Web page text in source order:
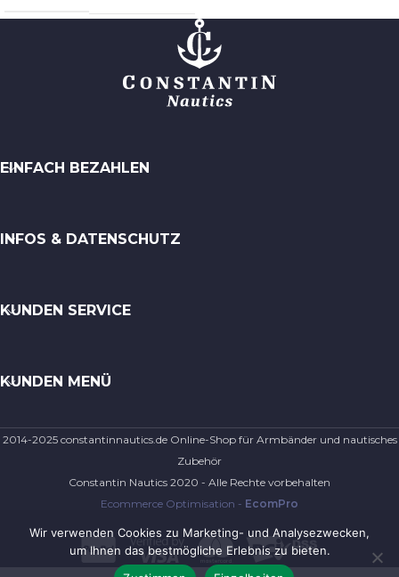
EINFACH BEZAHLEN
INFOS & DATENSCHUTZ
KUNDEN SERVICE
KUNDEN MENÜ
2014-2025 constantinnautics.de Online-Shop für Armbänder und nautisches
Zubehör
Constantin Nautics 2020 - Alle Rechte vorbehalten
Ecommerce Optimisation - EcomPro
Maritimes Armband
Wir verwenden Cookies zu Marketing- und Analysezwecken,
um Ihnen das bestmögliche Erlebnis zu bieten.